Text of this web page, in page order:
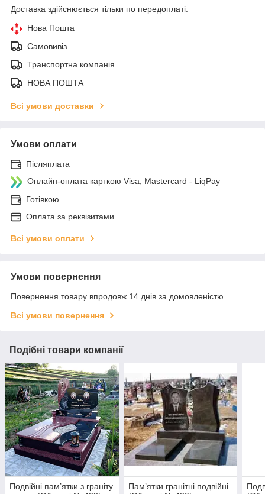
Доставка здійснюється тільки по передоплаті.
Нова Пошта
Самовивіз
Транспортна компанія
НОВА ПОШТА
Всі умови доставки
Умови оплати
Післяплата
Онлайн-оплата карткою Visa, Mastercard - LiqPay
Готівкою
Оплата за реквізитами
Всі умови оплати
Умови повернення
Повернення товару впродовж 14 днів за домовленістю
Всі умови повернення
Подібні товари компанії
Подвійні пам’ятки з граніту
Пам’ятки гранітні подвійні